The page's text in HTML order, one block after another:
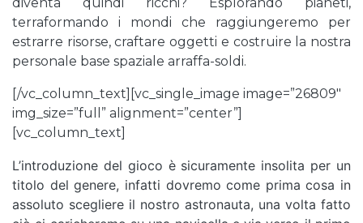
terraformando i mondi che raggiungeremo per
estrarre risorse, craftare oggetti e costruire la nostra
personale base spaziale arraffa-soldi.
[/vc_column_text][vc_single_image image=”26809″
img_size=”full” alignment=”center”]
[vc_column_text]
L’introduzione del gioco è sicuramente insolita per un
titolo del genere, infatti dovremo come prima cosa in
assoluto scegliere il nostro astronauta, una volta fatto